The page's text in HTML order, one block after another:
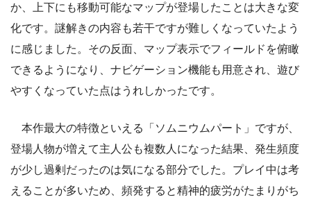
か、上下にも移動可能なマップが登場したことは大きな変
化です。謎解きの内容も若干ですが難しくなっていたよう
に感じました。その反面、マップ表示でフィールドを俯瞰
できるようになり、ナビゲーション機能も用意され、遊び
やすくなっていた点はうれしかったです。
本作最大の特徴といえる「ソムニウムパート」ですが、
登場人物が増えて主人公も複数人になった結果、発生頻度
が少し過剰だったのは気になる部分でした。プレイ中は考
えることが多いため、頻発すると精神的疲労がたまりがち